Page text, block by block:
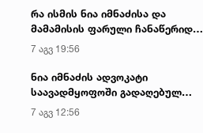
რა ისმის ნია იმნაძისა და
მამამისის ფარული ჩანაწერიდან
- გიგა ავალიანის მკვლელობის
საქმე
7 აგვ 19:56
ნია იმნაძის ადვოკატი
საავადმყოფოში გადაღებულ
კადრებს ავრცელებს
7 აგვ 12:56